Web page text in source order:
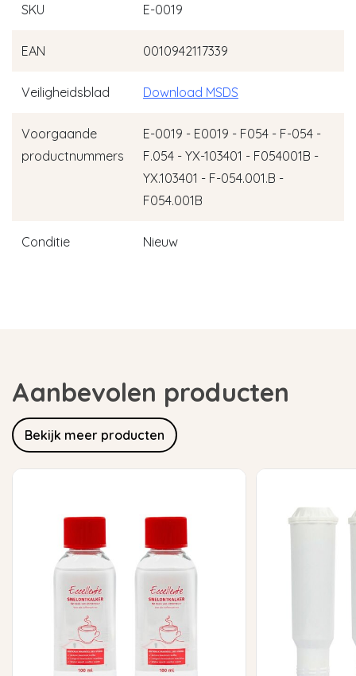
SKU E-0019
EAN 0010942117339
Veiligheidsblad Download MSDS
Voorgaande
productnummers
E-0019 - E0019 - F054 - F-054 -
F.054 - YX-103401 - F054001B -
YX.103401 - F-054.001.B -
F054.001B
Conditie Nieuw
Aanbevolen producten
Bekijk meer producten